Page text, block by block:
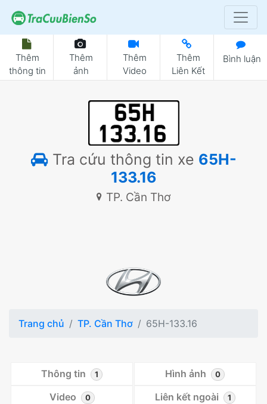
Thêm
thông tin
Thêm
ảnh
Thêm
Video
Thêm
Liên Kết
Bình luận
Tra cứu thông tin xe 65H-
133.16
TP. Cần Thơ
Trang chủ TP. Cần Thơ 65H-133.16
Thông tin 1 Hình ảnh 0
Video 0 Liên kết ngoài 1